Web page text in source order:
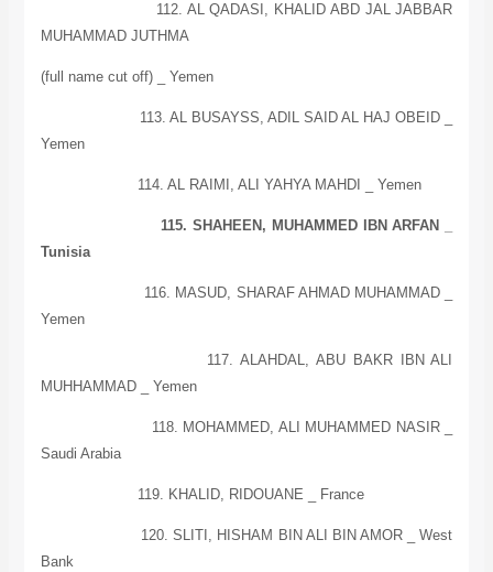
112. AL QADASI, KHALID ABD JAL JABBAR
MUHAMMAD JUTHMA
(full name cut off) _ Yemen
113. AL BUSAYSS, ADIL SAIDAL HAJ OBEID _
Yemen
114. AL RAIMI, ALI YAHYA MAHDI _ Yemen
115. SHAHEEN, MUHAMMED IBN ARFAN _
Tunisia
116. MASUD, SHARAF AHMAD MUHAMMAD _
Yemen
117. ALAHDAL, ABU BAKR IBN ALI
MUHHAMMAD _ Yemen
118. MOHAMMED, ALI MUHAMMED NASIR _
Saudi Arabia
119. KHALID, RIDOUANE _ France
120. SLITI, HISHAM BIN ALI BIN AMOR _ West
Bank